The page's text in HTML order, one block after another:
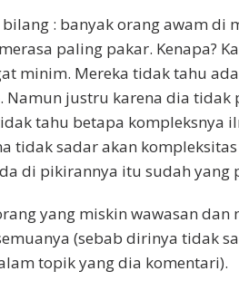
: banyak orang awam di
paling pakar. Kenapa?
minim. Mereka tidak tahu
Namun justru karena dia tidak
tahu betapa kompleksnya
tidak sadar akan
di pikirannya itu sudah
yang miskin wawasan
(sebab dirinya tidak
topik yang dia komentari).